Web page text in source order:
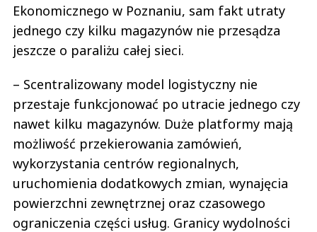
Ekonomicznego w Poznaniu, sam fakt utraty
jednego czy kilku magazynów nie przesądza
jeszcze o paraliżu całej sieci.
– Scentralizowany model logistyczny nie
przestaje funkcjonować po utracie jednego czy
nawet kilku magazynów. Duże platformy mają
możliwość przekierowania zamówień,
wykorzystania centrów regionalnych,
uruchomienia dodatkowych zmian, wynajęcia
powierzchni zewnętrznej oraz czasowego
ograniczenia części usług. Granicy wydolności